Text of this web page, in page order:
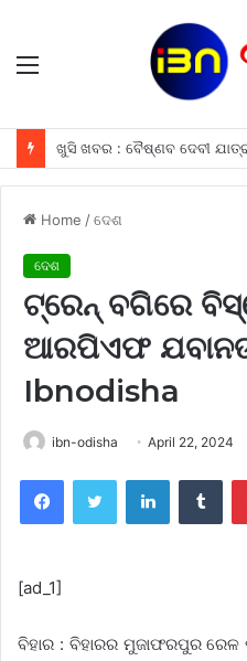
Menu
Home /ଦେଶ
ଦେଶ
ଟ୍ରେନ୍‌ ବଗିରେ
ଆରପିଏଫ
Ibnodisha
ibn-odisha April 22, 2024
FacebookTwitter LinkedIn
[ad_1]
ବିହାର : ବିହାରର ମୁଜାଫରପୁର